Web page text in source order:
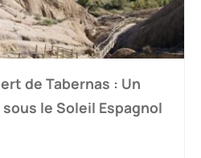
de Tabernas : Un
le Soleil Espagnol